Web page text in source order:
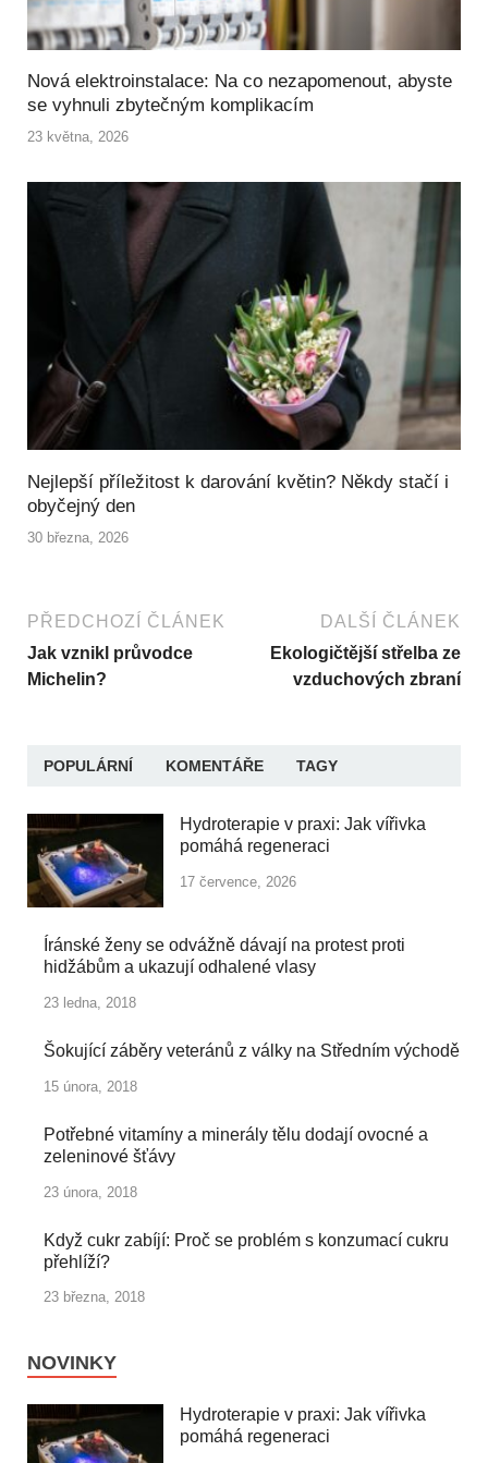
Nová elektroinstalace: Na co nezapomenout, abyste
se vyhnuli zbytečným komplikacím
23 května, 2026
Nejlepší příležitost k darování květin? Někdy stačí i
obyčejný den
30 března, 2026
PŘEDCHOZÍ ČLÁNEK
Jak vznikl průvodce
Michelin?
DALŠÍ ČLÁNEK
Ekologičtější střelba ze
vzduchových zbraní
POPULÁRNÍ KOMENTÁŘE TAGY
Hydroterapie v praxi: Jak vířivka
pomáhá regeneraci
17 července, 2026
Íránské ženy se odvážně dávají na protest proti
hidžábům a ukazují odhalené vlasy
23 ledna, 2018
Šokující záběry veteránů z války na Středním východě
15 února, 2018
Potřebné vitamíny a minerály tělu dodají ovocné a
zeleninové šťávy
23 února, 2018
Když cukr zabíjí: Proč se problém s konzumací cukru
přehlíží?
23 března, 2018
NOVINKY
Hydroterapie v praxi: Jak vířivka
pomáhá regeneraci